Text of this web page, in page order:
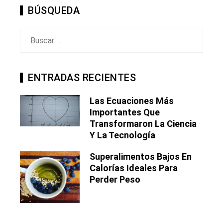
BÚSQUEDA
ENTRADAS RECIENTES
Las Ecuaciones Más
Importantes Que
Transformaron La Ciencia
Y La Tecnología
Superalimentos Bajos En
Calorías Ideales Para
Perder Peso